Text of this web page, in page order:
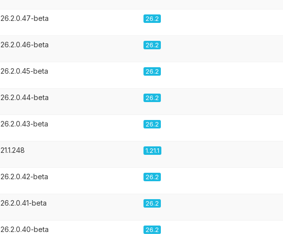
26.2.0.47-beta 26.2
26.2.0.46-beta 26.2
26.2.0.45-beta 26.2
26.2.0.44-beta 26.2
26.2.0.43-beta 26.2
21.1.248 1.21.1
26.2.0.42-beta 26.2
26.2.0.41-beta 26.2
26.2.0.40-beta 26.2